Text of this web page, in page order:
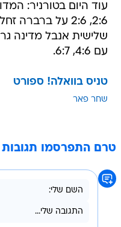
עוד היום בטורניר:
2:6, 2:6 על
שלישית אנבל מדינה
עם 4:6, 6:7.
טניס בוואלה! ספורט
שחר פאר
טרם התפרסמו תגובות